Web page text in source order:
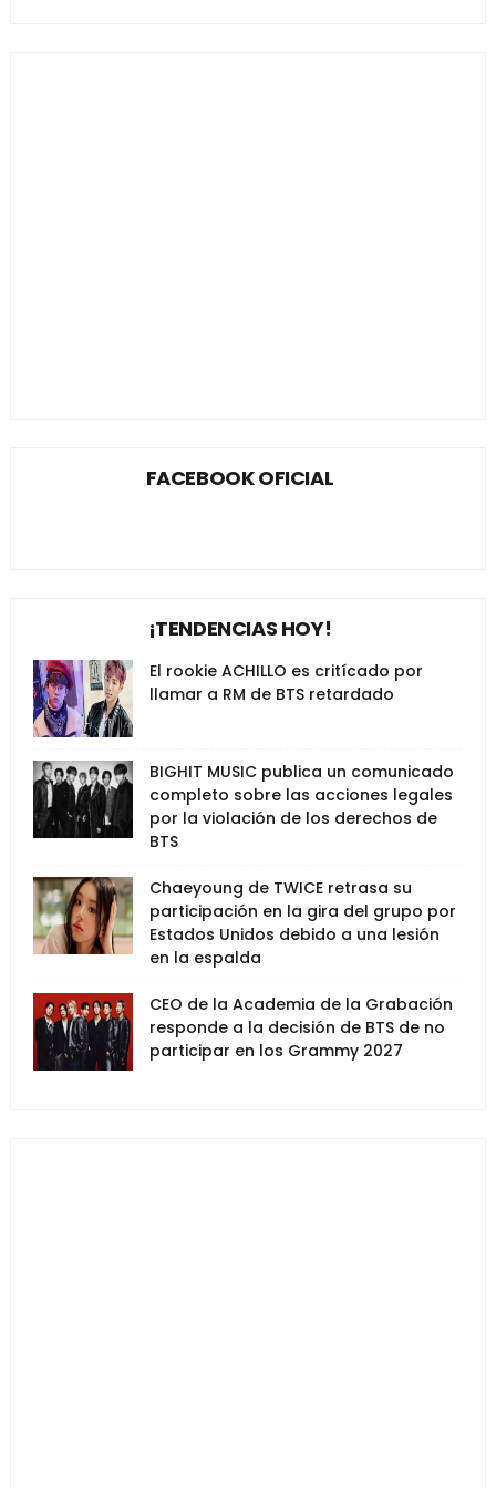
FACEBOOK OFICIAL
¡TENDENCIAS HOY!
El rookie ACHILLO es critícado por
llamar a RM de BTS retardado
BIGHIT MUSIC publica un comunicado
completo sobre las acciones legales
por la violación de los derechos de
BTS
Chaeyoung de TWICE retrasa su
participación en la gira del grupo por
Estados Unidos debido a una lesión
en la espalda
CEO de la Academia de la Grabación
responde a la decisión de BTS de no
participar en los Grammy 2027